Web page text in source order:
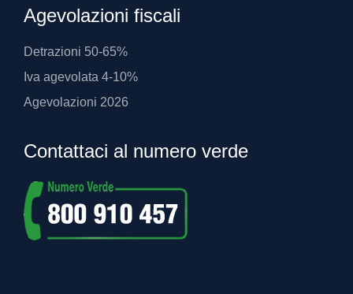
Agevolazioni fiscali
Detrazioni 50-65%
Iva agevolata 4-10%
Agevolazioni 2026
Contattaci al numero verde